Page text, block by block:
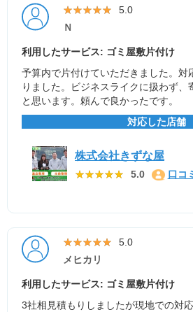
★★★★★
★★★★★ 5.0
Ｎ
利用したサービス: ゴミ屋敷片付け
予算内で片付けていただきました。対
りました。ビジネスライクに扱わず、
と思います。頼んで良かったです。
対応した店舗
株式会社きずな屋
★★★★★
★★★★★ 5.0 口コ
★★★★★
★★★★★ 5.0
メヒカリ
利用したサービス: ゴミ屋敷片付け
3社相見積もりしましたが現地での対